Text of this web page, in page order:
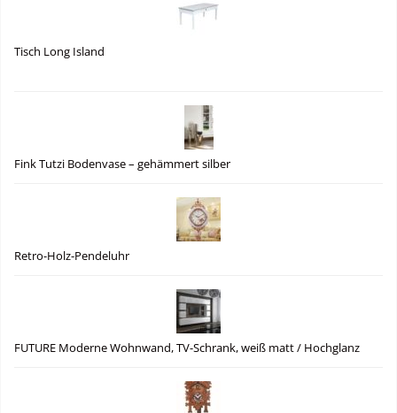
Tisch Long Island
Fink Tutzi Bodenvase – gehämmert silber
Retro-Holz-Pendeluhr
FUTURE Moderne Wohnwand, TV-Schrank, weiß matt / Hochglanz